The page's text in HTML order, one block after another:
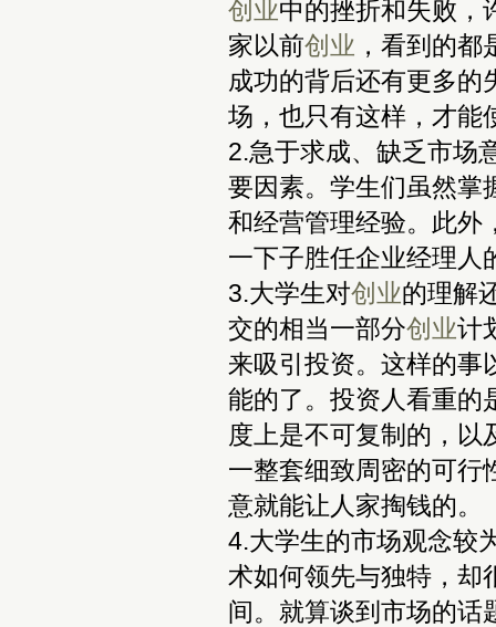
创业中的挫折和失败，
家以前创业 ，看到的
成功的背后还有更多的
场，也只有这样，才能
2.急于求成、缺乏市场
要因素。学生们虽然掌
和经营管理经验。此外
一下子胜任企业经理人
3.大学生对创业的理解
交的相当一部分创业计
来吸引投资。这样的事
能的了。投资人看重的
度上是不可复制的，以
一整套细致周密的可行
意就能让人家掏钱的。
4.大学生的市场观念较
术如何领先与独特，却
间。就算谈到市场的话